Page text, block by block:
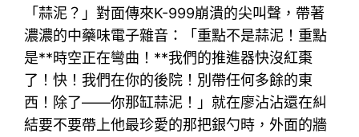
「蒜泥？」對面傳來K-999崩潰的尖叫聲，帶著
濃濃的中藥味電子雜音：「重點不是蒜泥！重點
是**時空正在彎曲！**我們的推進器快沒紅棗
了！快！我們在你的後院！別帶任何多餘的東
西！除了——你那缸蒜泥！」就在廖沾沾還在糾
結要不要帶上他最珍愛的那把銀勺時，外面的牆